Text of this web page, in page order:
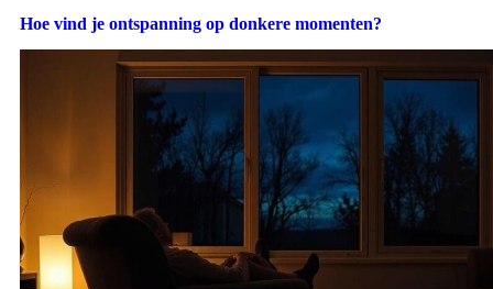
Hoe vind je ontspanning op donkere momenten?